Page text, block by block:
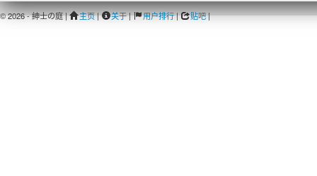
© 2026 - 紳士の庭 | 主页| 关于| 用户排行| 贴吧|